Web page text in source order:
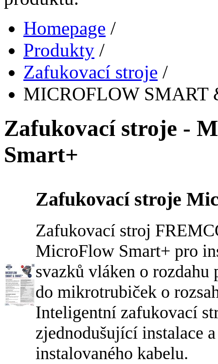
Homepage /
Produkty /
Zafukovací stroje /
MICROFLOW SMART
Zafukovací stroje -
Smart+
Zafukovací stroje
Zafukovací stroj
MicroFlow Smart+ pro
svazků vláken o
do mikrotrubiček o
Inteligentní zafukovací
zjednodušující instalace
instalovaného kabelu.